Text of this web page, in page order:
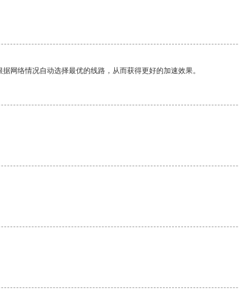
网络情况自动选择最优的线路，从而获得更好的加速效果。